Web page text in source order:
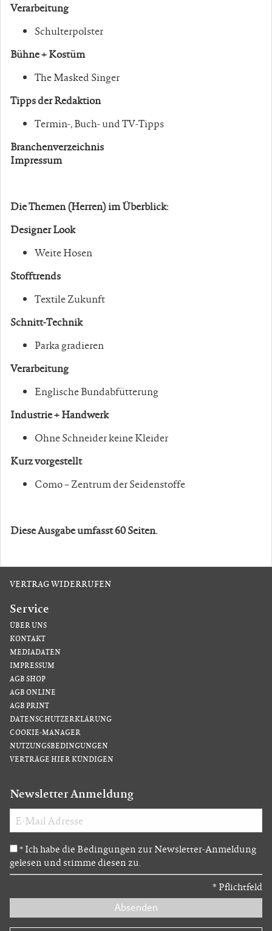
Verarbeitung
Schulterpolster
Bühne + Kostüm
The Masked Singer
Tipps der Redaktion
Termin-, Buch- und TV-Tipps
Branchenverzeichnis
Impressum
Die Themen (Herren) im Überblick:
Designer Look
Weite Hosen
Stofftrends
Textile Zukunft
Schnitt-Technik
Parka gradieren
Verarbeitung
Englische Bundabfütterung
Industrie + Handwerk
Ohne Schneider keine Kleider
Kurz vorgestellt
Como – Zentrum der Seidenstoffe
Diese Ausgabe umfasst 60 Seiten.
VERTRAG WIDERRUFEN
Service
ÜBER UNS
KONTAKT
MEDIADATEN
IMPRESSUM
AGB SHOP
AGB ONLINE
AGB PRINT
DATENSCHUTZERKLÄRUNG
COOKIE-MANAGER
NUTZUNGSBEDINGUNGEN
VERTRÄGE HIER KÜNDIGEN
Newsletter Anmeldung
* Ich habe die Bedingungen zur Newsletter-Anmeldung
gelesen und stimme diesen zu.
* Pflichtfeld
Absenden